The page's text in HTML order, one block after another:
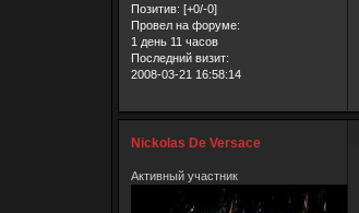
Позитив: [+0/-0]
Провел на форуме:
1 день 11 часов
Последний визит:
2008-03-21 16:58:14
Nickolas De Versace
Активный участник